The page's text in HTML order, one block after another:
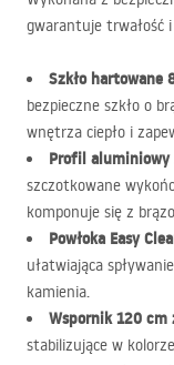
gwarantuje trwałość
Szkło hartowane
bezpieczne szkło o
wnętrza ciepło i
Profil aluminiowy
szczotkowane
komponuje się z
Powłoka Easy
ułatwiająca
kamienia.
Wspornik 120
stabilizujące w